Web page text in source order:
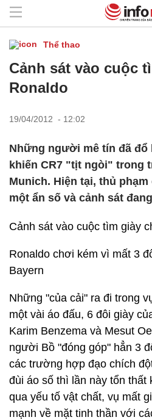
Thể thao
Cảnh sát vào cuộc
Ronaldo
19/04/2012 - 12:02
Những người mê tín đã đổ
khiến CR7 "tịt ngòi" trong
Munich. Hiện tại, thủ
một ẩn số và cảnh sát
Cảnh sát vào cuộc tìm giày
Ronaldo chơi kém vì mất 3
Bayern
Những "của cải" ra đi trong
một vài áo đấu, 6 đôi giày
Karim Benzema và Mesut
người Bồ "đóng góp" hẳn 3
các trường hợp đạo chích
đùi áo số thì lần này tổn thất
qua yếu tố vật chất, vụ mất
mạnh về mặt tinh thần với